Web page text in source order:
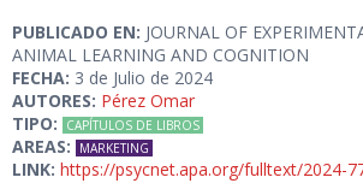
PUBLICADO EN: JOURNAL OF
ANIMAL LEARNING AND COGNITION
FECHA: 3 de Julio de 2024
AUTORES: Pérez Omar
TIPO:
CAPÍTULOS DE LIBROS
AREAS: MARKETING
LINK: https://psycnet.apa.org/fulltext/2024-